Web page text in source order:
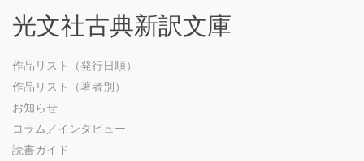
光文社古典新訳文庫
作品リスト（発行日順）
作品リスト（著者別）
お知らせ
コラム／インタビュー
読書ガイド